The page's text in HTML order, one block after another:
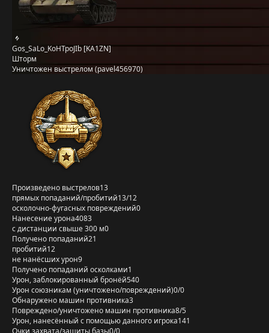
Gos_SaLo_KoHTpoJIb [KA1ZN]
Шторм
Уничтожен выстрелом (pavel456970)
Произведено выстрелов13
прямых попаданий/пробитий13/12
осколочно-фугасных повреждений0
Нанесение урона4083
с дистанции свыше 300 м0
Получено попаданий21
пробитий12
не нанёсших урон9
Получено попаданий осколками1
Урон, заблокированный бронёй540
Урон союзникам (уничтожено/повреждений)0/0
Обнаружено машин противника3
Повреждено/уничтожено машин противника8/5
Урон, нанесённый с помощью данного игрока141
Очки захвата/защиты базы0/0